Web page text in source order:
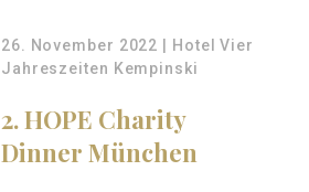
26. November 2022 | Hotel Vier
Jahreszeiten Kempinski
2. HOPE Charity
Dinner München